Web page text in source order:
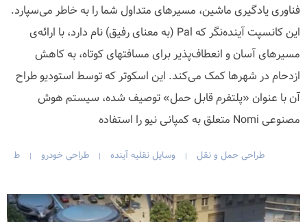
فناوری یادگیری ماشین، مسیرهای متداول شما را به خاطر می‌سپارد.
این کانسپت آینده‌نگر که Pal (به معنای رفیق) نام دارد، با ارائه‌ی
مسیرهای آسان و انعطاف‌پذیر برای مسافتهای کوتاه، به کاهش
ازدحام در شهرها کمک می‌کند. این اسکوتر که توسط استودیو طراح
آن با عنوان «پلتفرم قابل حمل» توصیف شده، سیستم هوش
مصنوعی Nomi متعلق به کمپانی نیو را استفاده
طراحی حمل و نقل | وسایل نقلیه آینده | طراحی خودرو | ط